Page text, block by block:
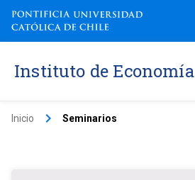
Instituto de Economía
Inicio keyboard_arrow_right Seminarios